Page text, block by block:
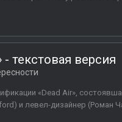
текстовая версия
«Dead Air»,
и левел-дизайнер (Роман